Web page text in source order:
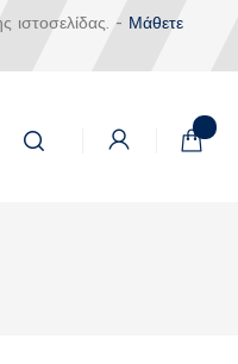
- Μάθετε
Το
Αναζήτηση